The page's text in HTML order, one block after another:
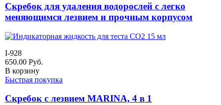
Скребок для удаления водорослей с легко
меняющимся лезвием и прочным корпусом
I-928
650.00 Руб.
В корзину
Быстрая покупка
Скребок с лезвием MARINA, 4 в 1